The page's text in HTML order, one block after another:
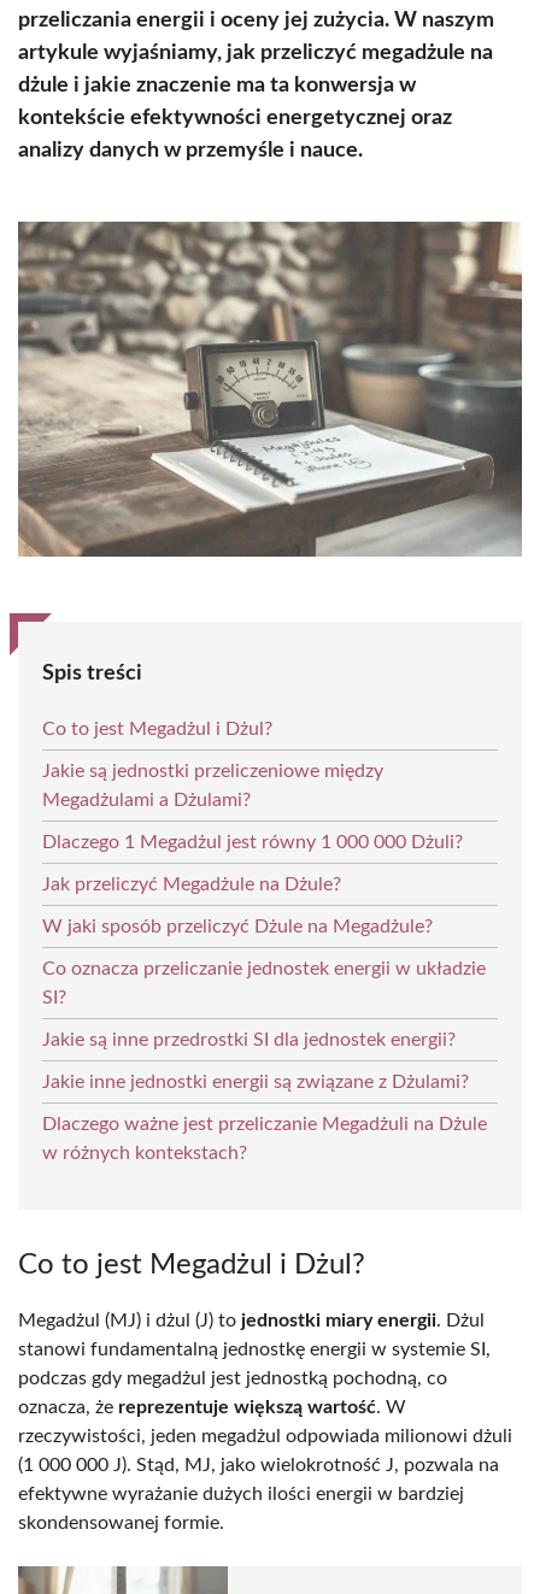
przeliczania energii i oceny jej zużycia. W naszym
artykule wyjaśniamy, jak przeliczyć megadżule na
dżule i jakie znaczenie ma ta konwersja w
kontekście efektywności energetycznej oraz
analizy danych w przemyśle i nauce.
Spis treści
Co to jest Megadżul i Dżul?
Jakie są jednostki przeliczeniowe między
Megadżulami a Dżulami?
Dlaczego 1 Megadżul jest równy 1 000 000 Dżuli?
Jak przeliczyć Megadżule na Dżule?
W jaki sposób przeliczyć Dżule na Megadżule?
Co oznacza przeliczanie jednostek energii w układzie
SI?
Jakie są inne przedrostki SI dla jednostek energii?
Jakie inne jednostki energii są związane z Dżulami?
Dlaczego ważne jest przeliczanie Megadżuli na Dżule
w różnych kontekstach?
Co to jest Megadżul i Dżul?
Megadżul (MJ) i dżul (J) to jednostki miary energii. Dżul
stanowi fundamentalną jednostkę energii w systemie SI,
podczas gdy megadżul jest jednostką pochodną, co
oznacza, że reprezentuje większą wartość. W
rzeczywistości, jeden megadżul odpowiada milionowi dżuli
(1 000 000 J). Stąd, MJ, jako wielokrotność J, pozwala na
efektywne wyrażanie dużych ilości energii w bardziej
skondensowanej formie.